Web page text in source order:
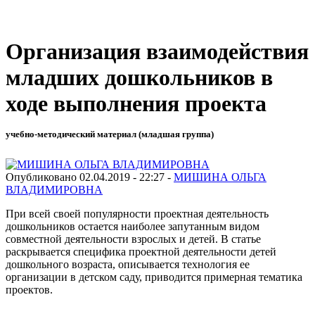
Организация взаимодействия
младших дошкольников в
ходе выполнения проекта
учебно-методический материал (младшая группа)
Опубликовано 02.04.2019 - 22:27 - МИШИНА ОЛЬГА
ВЛАДИМИРОВНА
При всей своей популярности проектная деятельность
дошкольников остается наиболее запутанным видом
совместной деятельности взрослых и детей. В статье
раскрывается специфика проектной деятельности детей
дошкольного возраста, описывается технология ее
организации в детском саду, приводится примерная тематика
проектов.